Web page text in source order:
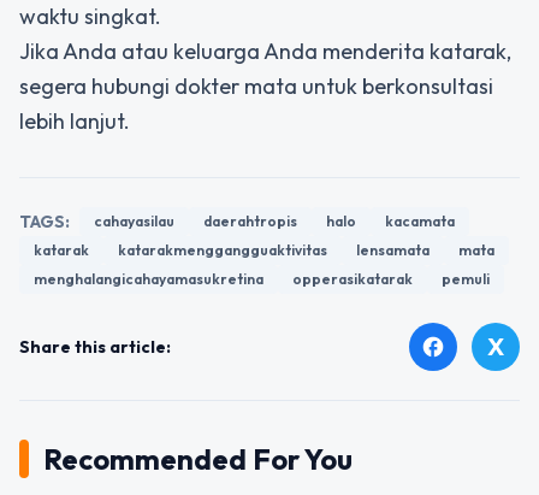
waktu singkat.
Jika Anda atau keluarga Anda menderita katarak,
segera hubungi dokter mata untuk berkonsultasi
lebih lanjut.
TAGS: cahayasilau daerahtropis halo
kacamata
katarak
katarakmenggangguaktivitas lensamata
mata
menghalangicahayamasukretina
opperasikatarak pemuli
Share this article: facebook X
Recommended For You